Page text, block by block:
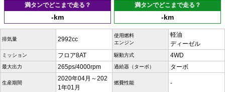
満タンでどこまで走る？
-km
満タンでどこまで走る？
-km
排気量 2992cc
使用燃料
エンジン
軽油
ディーゼル
ミッション フロア8AT 駆動方式 4WD
最大出力 265ps/4000rpm 過給器（ターボ） ターボ
生産期間
2020年04月～202
1年01月
燃費性能 -